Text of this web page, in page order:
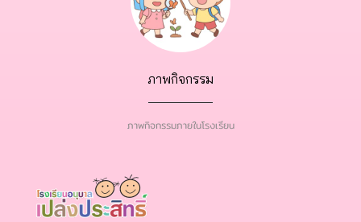
ภาพกิจกรรม
ภาพกิจกรรมภายในโรงเรียน